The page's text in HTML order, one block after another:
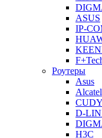
ASUS
IP-
Роутеры
Asus
Alcatel
CUDY
D-
H3C